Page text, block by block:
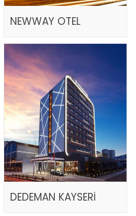
NEWWAY OTEL
DEDEMAN KAYSERİ